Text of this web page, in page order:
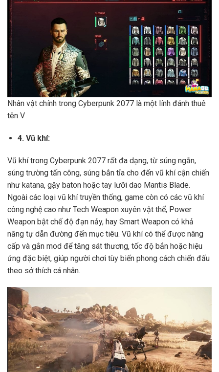
Nhân vật chính trong Cyberpunk 2077 là một lính đánh thuê
tên V
4. Vũ khí:
Vũ khí trong Cyberpunk 2077 rất đa dạng, từ súng ngắn,
súng trường tấn công, súng bắn tỉa cho đến vũ khí cận chiến
như katana, gậy baton hoặc tay lưỡi dao Mantis Blade.
Ngoài các loại vũ khí truyền thống, game còn có các vũ khí
công nghệ cao như Tech Weapon xuyên vật thể, Power
Weapon bật chế độ đạn nảy, hay Smart Weapon có khả
năng tự dẫn đường đến mục tiêu. Vũ khí có thể được nâng
cấp và gắn mod để tăng sát thương, tốc độ bắn hoặc hiệu
ứng đặc biệt, giúp người chơi tùy biến phong cách chiến đấu
theo sở thích cá nhân.